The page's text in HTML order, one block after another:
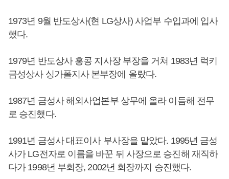
1973년 9월 반도상사(현 LG상사) 사업부 수입과에 입사
했다.
1979년 반도상사 홍콩 지사장 부장을 거쳐 1983년 럭키
금성상사 싱가폴지사 본부장에 올랐다.
1987년 금성사 해외사업본부 상무에 올라 이듬해 전무
로 승진했다.
1991년 금성사 대표이사 부사장을 맡았다. 1995년 금성
사가 LG전자로 이름을 바꾼 뒤 사장으로 승진해 재직하
다가 1998년 부회장, 2002년 회장까지 승진했다.